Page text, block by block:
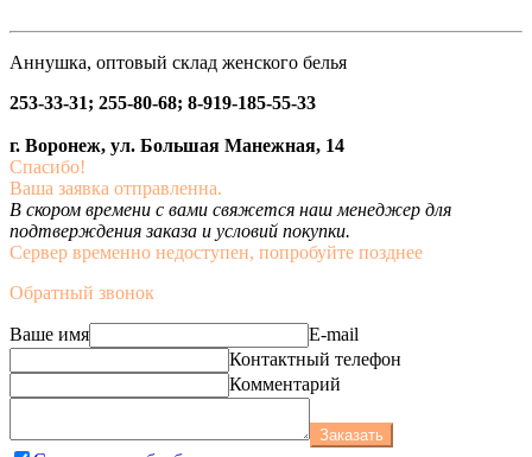
Аннушка, оптовый склад женского белья
253-33-31; 255-80-68; 8-919-185-55-33
г. Воронеж, ул. Большая Манежная, 14
Спасибо!
Ваша заявка отправленна.
В скором времени с вами свяжется наш менеджер для
подтверждения заказа и условий покупки.
Сервер временно недоступен, попробуйте позднее
Обратный звонок
Ваше имя
E-mail
Контактный телефон
Комментарий
Заказать